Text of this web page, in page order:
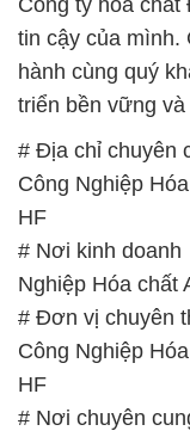
tin cậy của mình.
hành cùng quý
triển bền vững
# Địa chỉ chuyên
Công Nghiệp
HF
# Nơi kinh doanh
Nghiệp Hóa chất
# Đơn vị chuyên
Công Nghiệp
HF
# Nơi chuyên